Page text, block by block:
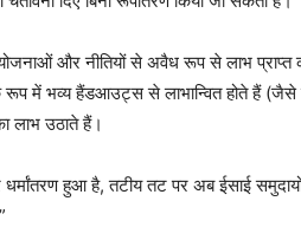
योजनाओं और नीतियों से अवैध रूप से लाभ प्राप्त
भव्य हैंडआउट्स से लाभान्वित होते हैं (जैसे कि
लाभ उठाते हैं।
हुआ है, तटीय तट पर अब ईसाई